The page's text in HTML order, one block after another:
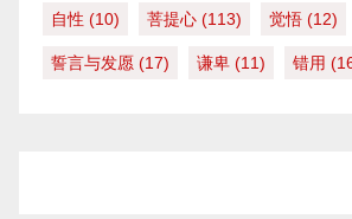
自性 (10) 菩提心 (113) 觉悟 (12)
誓言与发愿 (17) 谦卑 (11) 错用